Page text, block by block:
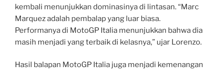
kembali menunjukkan dominasinya di lintasan. “Marc
Marquez adalah pembalap yang luar biasa.
Performanya di MotoGP Italia menunjukkan bahwa dia
masih menjadi yang terbaik di kelasnya,” ujar Lorenzo.
Hasil balapan MotoGP Italia juga menjadi kemenangan